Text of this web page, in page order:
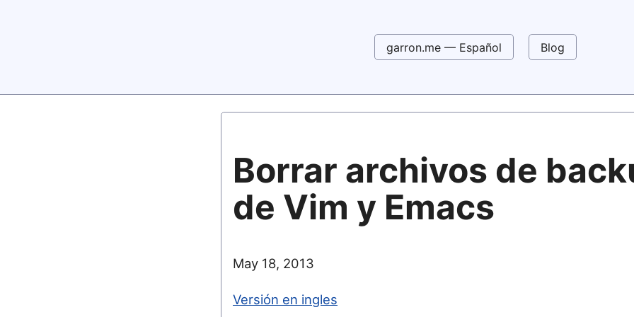
garron.me — Español Blog
Borrar archivos de
de Vim y Emacs
May 18, 2013
Versión en ingles